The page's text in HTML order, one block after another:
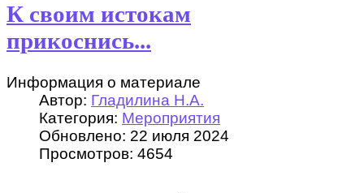
К своим истокам
прикоснись...
Информация о материале
Автор: Гладилина Н.А.
Категория: Мероприятия
Обновлено: 22 июля 2024
Просмотров: 4654